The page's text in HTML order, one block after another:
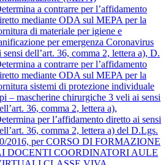
a contrarre per l’affidamento
mediante ODA sul MEPA per la
di materiale per igiene e
per emergenza Coronavirus
sensi dell’art. 36, comma 2, lettera a), D.
a contrarre per l’affidamento
mediante ODA sul MEPA per la
sistemi di protezione individuale
– mascherine chirurgiche 3 veli ai sensi
36, comma 2, lettera a),
per l’affidamento diretto ai sensi
36, comma 2, lettera a) del D.Lgs.
2016, per CORSO DI FORMAZIONE
DOCENTI COORDINATORI AULE